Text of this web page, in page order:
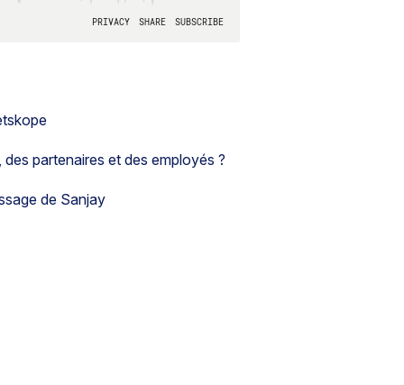
partenaires et des employés ?
de Sanjay